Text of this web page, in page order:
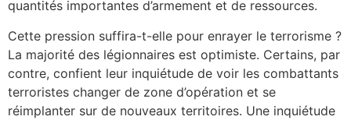
quantités importantes d’armement et de ressources.
Cette pression suffira-t-elle pour enrayer le terrorisme ?
La majorité des légionnaires est optimiste. Certains, par
contre, confient leur inquiétude de voir les combattants
terroristes changer de zone d’opération et se
réimplanter sur de nouveaux territoires. Une inquiétude